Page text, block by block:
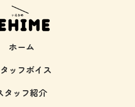
ホーム
ッフボイス
タッフ紹介